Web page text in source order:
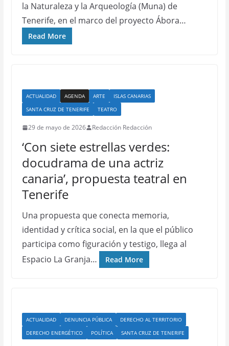
la Naturaleza y la Arqueología (Muna) de
Tenerife, en el marco del proyecto Ábora…
Read More
ACTUALIDAD AGENDA ARTE
ISLAS CANARIAS
SANTA CRUZ DE TENERIFE
TEATRO
29 de mayo de 2026 Redacción Redacción
‘Con siete estrellas verdes:
docudrama de una actriz
canaria’, propuesta teatral en
Tenerife
Una propuesta que conecta memoria,
identidad y crítica social, en la que el público
participa como figuración y testigo, llega al
Espacio La Granja…
Read More
ACTUALIDAD DENUNCIA PÚBLICA
DERECHO AL TERRITORIO
DERECHO ENERGÉTICO
POLÍTICA SANTA CRUZ DE TENERIFE